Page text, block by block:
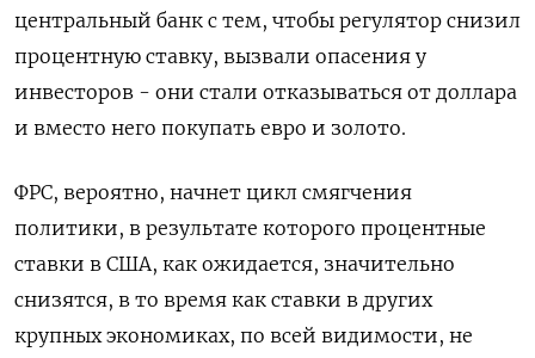
центральный банк с тем, чтобы регулятор снизил
процентную ставку, вызвали опасения у
инвесторов - они стали отказываться от доллара
и вместо него покупать евро и золото.
ФРС, вероятно, начнет цикл смягчения
политики, в результате которого процентные
ставки в США, как ожидается, значительно
снизятся, в то время как ставки в других
крупных экономиках, по всей видимости, не